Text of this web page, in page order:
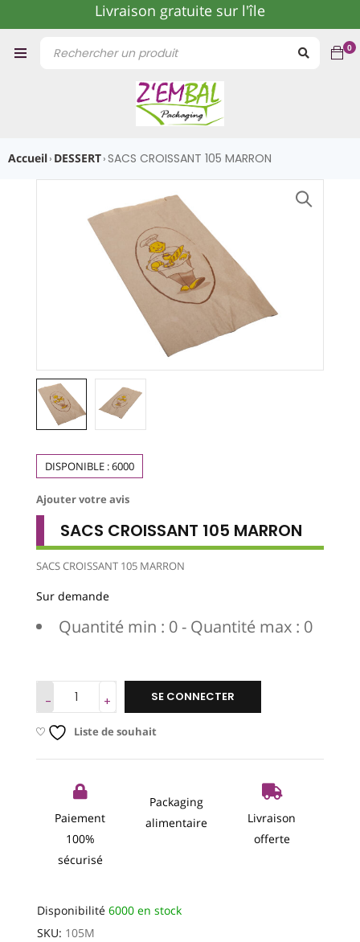
Livraison gratuite sur l'île
0
Accueil› DESSERT›SACS CROISSANT 105 MARRON
DISPONIBLE :6000
Ajouter votre avis
SACS CROISSANT 105 MARRON
SACS CROISSANT 105 MARRON
Sur demande
Quantité min : 0 - Quantité max : 0
SE CONNECTER
Liste de souhait
Paiement
100%
sécurisé
Packaging
alimentaire
Livraison
offerte
Disponibilité 6000 en stock
SKU: 105M